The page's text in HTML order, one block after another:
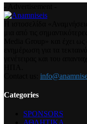
Categories
SPONSORS
ΑΘΛΗΤΙΚΑ